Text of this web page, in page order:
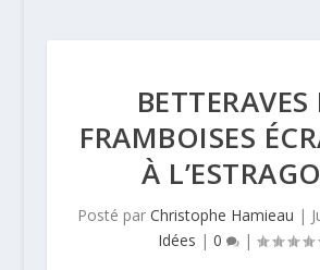
BETTERAVES
FRAMBOISES
À
Posté parChristophe Hamieau |
Idées |0 |